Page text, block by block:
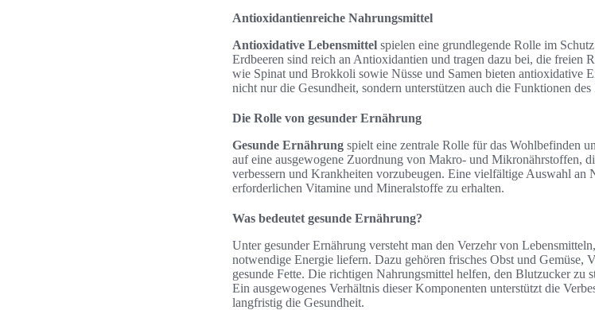
Antioxidantienreiche Nahrungsmittel
Antioxidative Lebensmittel spielen eine grundlegende Rolle im
Erdbeeren sind reich an Antioxidantien und tragen dazu bei, die freien
wie Spinat und Brokkoli sowie Nüsse und Samen bieten antioxidative
nicht nur die Gesundheit, sondern unterstützen auch die Funktionen des
Die Rolle von gesunder Ernährung
Gesunde Ernährung spielt eine zentrale Rolle für das Wohlbefinden
auf eine ausgewogene Zuordnung von Makro- und Mikronährstoffen,
verbessern und Krankheiten vorzubeugen. Eine vielfältige Auswahl an
erforderlichen Vitamine und Mineralstoffe zu erhalten.
Was bedeutet gesunde Ernährung?
Unter gesunder Ernährung versteht man den Verzehr von
notwendige Energie liefern. Dazu gehören frisches Obst und Gemüse,
gesunde Fette. Die richtigen Nahrungsmittel helfen, den Blutzucker zu
Ein ausgewogenes Verhältnis dieser Komponenten unterstützt die
langfristig die Gesundheit.